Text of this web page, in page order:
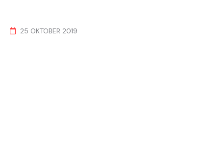
25 OKTOBER 2019